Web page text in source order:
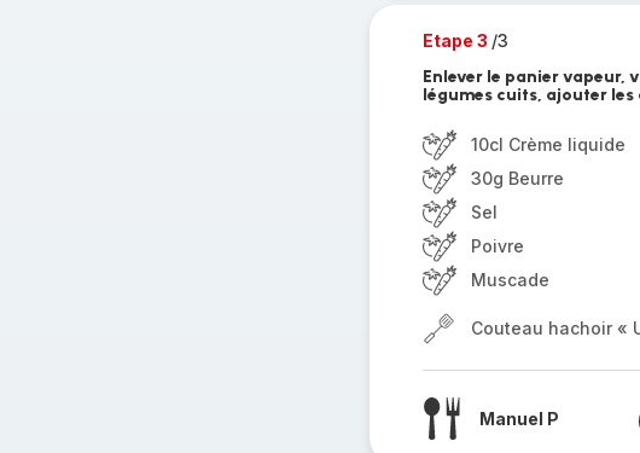
Etape 3 /3
Enlever le panier vapeur,
légumes cuits, ajouter
10cl Crème liquide
30g Beurre
Sel
Poivre
Muscade
Couteau hachoir «
Manuel P